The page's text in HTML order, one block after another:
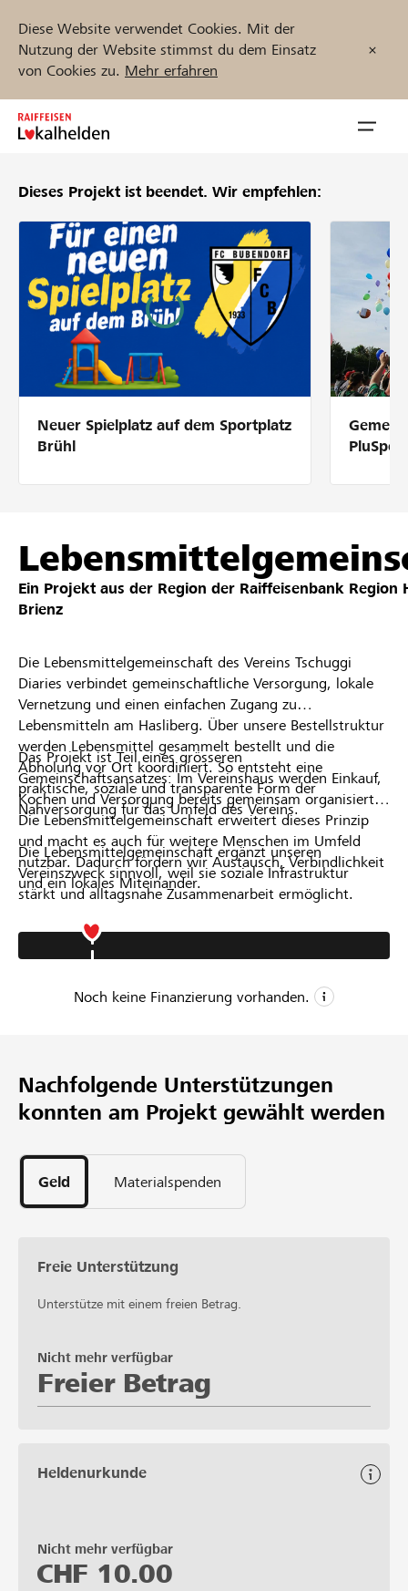
Diese Website verwendet Cookies. Mit der
Nutzung der Website stimmst du dem Einsatz
von Cookies zu. Mehr erfahren
Zum
Inhalt
Unterstützen
Hilfe & Support
Partner / Raiffeisenbank
Anmelden
Registrieren
Projekte und Organisationen finden
DE FR IT
Dieses Projekt ist beendet. Wir empfehlen:
Neuer Spielplatz auf dem Sportplatz
Brühl
Ein Projekt aus der Region der Raiffeisenbank Region
Brienz
Die Lebensmittelgemeinschaft des Vereins Tschuggi
Diaries verbindet gemeinschaftliche Versorgung, lokale
Vernetzung und einen einfachen Zugang zu
Lebensmitteln am Hasliberg. Über unsere Bestellstruktur
werden Lebensmittel gesammelt bestellt und die
Abholung vor Ort koordiniert. So entsteht eine
praktische, soziale und transparente Form der
Nahversorgung für das Umfeld des Vereins.
Das Projekt ist Teil eines grösseren
Gemeinschaftsansatzes: Im Vereinshaus werden Einkauf,
Kochen und Versorgung bereits gemeinsam organisiert.
Die Lebensmittelgemeinschaft erweitert dieses Prinzip
und macht es auch für weitere Menschen im Umfeld
nutzbar. Dadurch fördern wir Austausch, Verbindlichkeit
und ein lokales Miteinander.
Die Lebensmittelgemeinschaft ergänzt unseren
Vereinszweck sinnvoll, weil sie soziale Infrastruktur
stärkt und alltagsnahe Zusammenarbeit ermöglicht.
Noch keine Finanzierung vorhanden.
CHF 4’900
Wunschbetrag
Nachfolgende Unterstützungen
konnten am Projekt gewählt werden
Geld Materialspenden
Freie Unterstützung
Unterstütze mit einem freien Betrag.
Freier Betrag
Nicht mehr verfügbar
Heldenurkunde
Nicht mehr verfügbar
CHF 10.00